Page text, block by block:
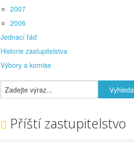
2007
2006
Jednací řád
Historie zastupitelstva
Výbory a komise
Příští zastupitelstvo